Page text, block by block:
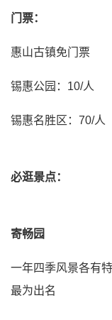
门票：
惠山古镇免门票
锡惠公园：10/人
锡惠名胜区：70/人
必逛景点：
寄畅园
一年四季风景各有
最为出名